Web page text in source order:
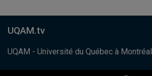
UQAM - Université du Québec à Montréal
UQAM.tv